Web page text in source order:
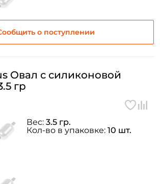
о поступлении
Овал с силиконовой
гр
Вес: 3.5 гр.
Кол-во в упаковке: 10 шт.